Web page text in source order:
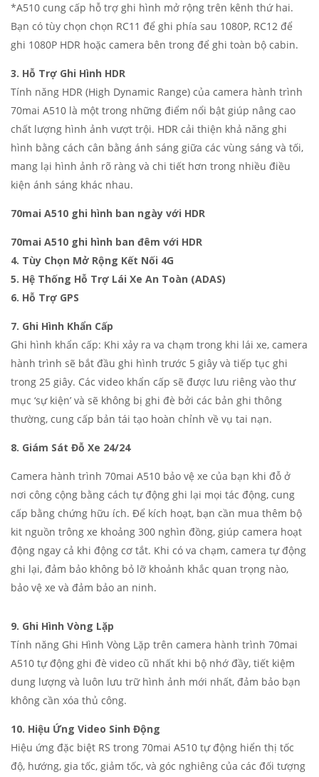
*A510 cung cấp hỗ trợ ghi hình mở rộng trên kênh thứ hai.
Bạn có tùy chọn chọn RC11 để ghi phía sau 1080P, RC12 để
ghi 1080P HDR hoặc camera bên trong để ghi toàn bộ cabin.
3. Hỗ Trợ Ghi Hình HDR
Tính năng HDR (High Dynamic Range) của camera hành trình
70mai A510 là một trong những điểm nổi bật giúp nâng cao
chất lượng hình ảnh vượt trội. HDR cải thiện khả năng ghi
hình bằng cách cân bằng ánh sáng giữa các vùng sáng và tối,
mang lại hình ảnh rõ ràng và chi tiết hơn trong nhiều điều
kiện ánh sáng khác nhau.
70mai A510 ghi hình ban ngày với HDR
70mai A510 ghi hình ban đêm với HDR
4. Tùy Chọn Mở Rộng Kết Nối 4G
5. Hệ Thống Hỗ Trợ Lái Xe An Toàn (ADAS)
6. Hỗ Trợ GPS
7. Ghi Hình Khẩn Cấp
Ghi hình khẩn cấp: Khi xảy ra va chạm trong khi lái xe, camera
hành trình sẽ bắt đầu ghi hình trước 5 giây và tiếp tục ghi
trong 25 giây. Các video khẩn cấp sẽ được lưu riêng vào thư
mục ‘sự kiện’ và sẽ không bị ghi đè bởi các bản ghi thông
thường, cung cấp bản tái tạo hoàn chỉnh về vụ tai nạn.
8. Giám Sát Đỗ Xe 24/24
Camera hành trình 70mai A510 bảo vệ xe của bạn khi đỗ ở
nơi công cộng bằng cách tự động ghi lại mọi tác động, cung
cấp bằng chứng hữu ích. Để kích hoạt, bạn cần mua thêm bộ
kit nguồn trông xe khoảng 300 nghìn đồng, giúp camera hoạt
động ngay cả khi động cơ tắt. Khi có va chạm, camera tự động
ghi lại, đảm bảo không bỏ lỡ khoảnh khắc quan trọng nào,
bảo vệ xe và đảm bảo an ninh.
9. Ghi Hình Vòng Lặp
Tính năng Ghi Hình Vòng Lặp trên camera hành trình 70mai
A510 tự động ghi đè video cũ nhất khi bộ nhớ đầy, tiết kiệm
dung lượng và luôn lưu trữ hình ảnh mới nhất, đảm bảo bạn
không cần xóa thủ công.
10. Hiệu Ứng Video Sinh Động
Hiệu ứng đặc biệt RS trong 70mai A510 tự động hiển thị tốc
độ, hướng, gia tốc, giảm tốc, và góc nghiêng của các đối tượng